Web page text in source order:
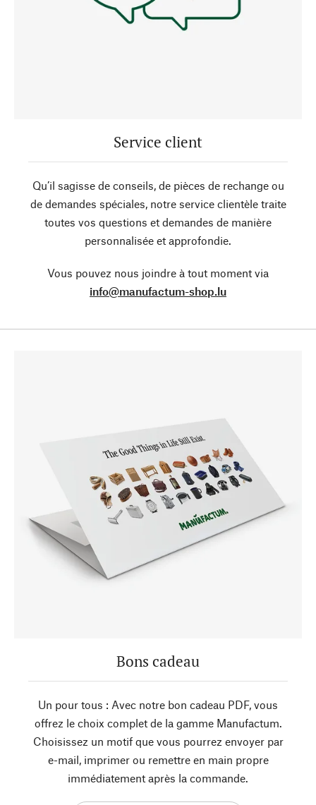
Service client
Qu’il sagisse de conseils, de pièces de rechange ou
de demandes spéciales, notre service clientèle traite
toutes vos questions et demandes de manière
personnalisée et approfondie.
Vous pouvez nous joindre à tout moment via
info@manufactum-shop.lu
Bons cadeau
Un pour tous : Avec notre bon cadeau PDF, vous
offrez le choix complet de la gamme Manufactum.
Choisissez un motif que vous pourrez envoyer par
e-mail, imprimer ou remettre en main propre
immédiatement après la commande.